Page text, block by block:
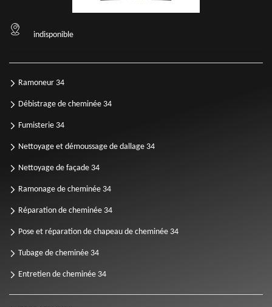
indisponible
Ramoneur 34
Débistrage de cheminée 34
Fumisterie 34
Nettoyage et démoussage de dallage 34
Nettoyage de façade 34
Ramonage de cheminée 34
Réparation de cheminée 34
Pose et réparation de chapeau de cheminée 34
Tubage de cheminée 34
Entretien de cheminée 34